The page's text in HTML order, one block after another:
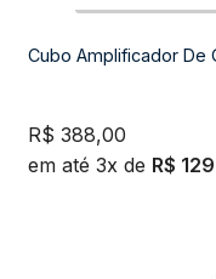
Cubo Amplificador De
R$ 388,00
em até 3x de R$